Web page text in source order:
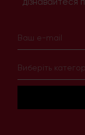
Виберіть